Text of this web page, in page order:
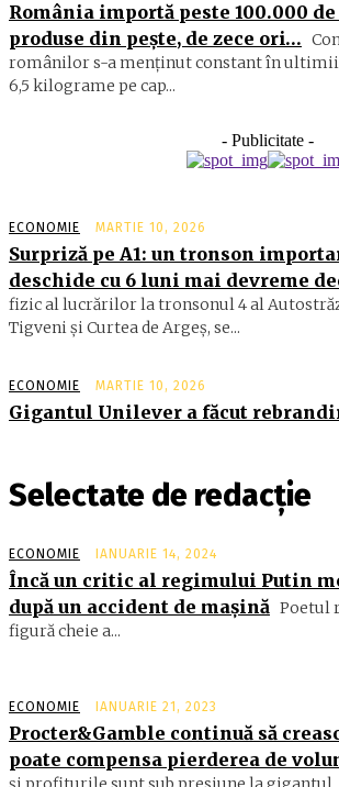
România importă peste 100.000
produse din peşte, de zece ori…
ro­mâ­nilor s-a menţinut constant în
6,5 ki­lograme pe cap...
- Publicitate -
ECONOMIE MARTIE 10, 2026
Surpriză pe A1: un tronson
deschide cu 6 luni mai devreme
fizic al lucrărilor la tronsonul 4 al
Tigveni şi Curtea de Argeş, se...
ECONOMIE MARTIE 10, 2026
Gigantul Unilever a făcut
Selectate de redacție
ECONOMIE IANUARIE 14, 2024
Încă un critic al regimului Putin
după un accident de mașină Poetul
figură cheie a...
ECONOMIE IANUARIE 21, 2023
Procter&Gamble continuă să
poate compensa pierderea de